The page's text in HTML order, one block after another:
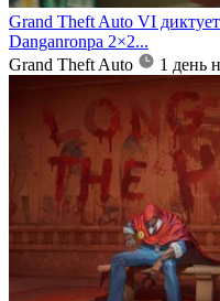
Grand Theft Auto VI
Danganronpa 2×2...
Grand Theft Auto
1 день